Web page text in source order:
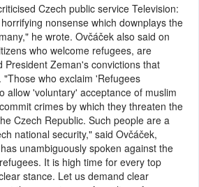
Czech public service Television:
nonsense which downplays the
he wrote. Ovčáček also said on
who welcome refugees, are
President Zeman's convictions that
who exclaim 'Refugees
allow 'voluntary' acceptance of muslim
crimes by which they threaten the
Czech Republic. Such people are a
national security," said Ovčáček,
unambiguously spoken against the
It is high time for every top
stance. Let us demand clear